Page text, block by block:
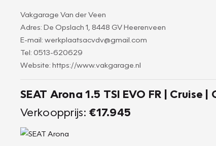
Vakgarage Van der Veen
Adres: De Opslach 1, 8448 GV Heerenveen
E-mail: werkplaatsacvdv@gmail.com
Tel: 0513-620629
Website: https://www.vakgarage.nl
SEAT Arona 1.5 TSI EVO FR |
Verkoopprijs: €17.945